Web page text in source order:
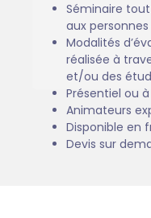
Séminaire
aux
Modalités
réalisée à
et/ou des
Présentiel ou
Animateurs
Disponible en
Devis sur